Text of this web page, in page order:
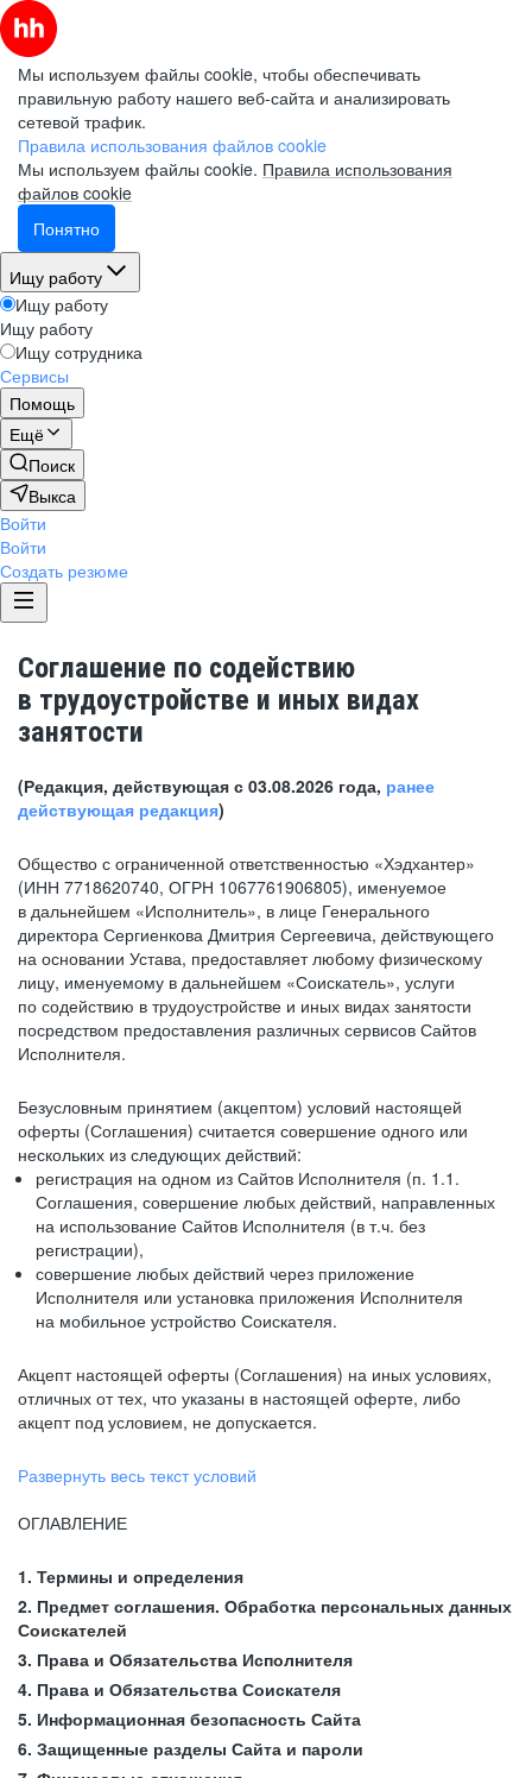
Мы используем файлы cookie, чтобы обеспечивать
правильную работу нашего веб-сайта и анализировать
сетевой трафик.
Правила использования файлов cookie
Мы используем файлы cookie. Правила использования
файлов cookie
Понятно
Ищу работу
Ищу работу
Ищу работу
Ищу сотрудника
Сервисы
Помощь
Ещё
Поиск
Выкса
Войти
Войти
Создать резюме
Соглашение по содействию
в трудоустройстве и иных видах
занятости
(Редакция, действующая с 03.08.2026 года, ранее
действующая редакция)
Общество с ограниченной ответственностью «Хэдхантер»
(ИНН 7718620740, ОГРН 1067761906805), именуемое
в дальнейшем «Исполнитель», в лице Генерального
директора Сергиенкова Дмитрия Сергеевича, действующего
на основании Устава, предоставляет любому физическому
лицу, именуемому в дальнейшем «Соискатель», услуги
по содействию в трудоустройстве и иных видах занятости
посредством предоставления различных сервисов Сайтов
Исполнителя.
Безусловным принятием (акцептом) условий настоящей
оферты (Соглашения) считается совершение одного или
нескольких из следующих действий:
регистрация на одном из Сайтов Исполнителя (п. 1.1.
Соглашения, совершение любых действий, направленных
на использование Сайтов Исполнителя (в т.ч. без
регистрации),
совершение любых действий через приложение
Исполнителя или установка приложения Исполнителя
на мобильное устройство Соискателя.
Акцепт настоящей оферты (Соглашения) на иных условиях,
отличных от тех, что указаны в настоящей оферте, либо
акцепт под условием, не допускается.
Развернуть весь текст условий
ОГЛАВЛЕНИЕ
1. Термины и определения
2. Предмет соглашения. Обработка персональных данных
Соискателей
3. Права и Обязательства Исполнителя
4. Права и Обязательства Соискателя
5. Информационная безопасность Сайта
6. Защищенные разделы Сайта и пароли